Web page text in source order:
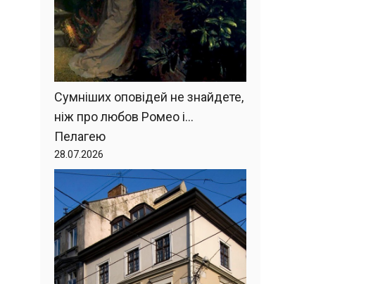
Сумніших оповідей не знайдете,
ніж про любов Ромео і…
Пелагею
28.07.2026